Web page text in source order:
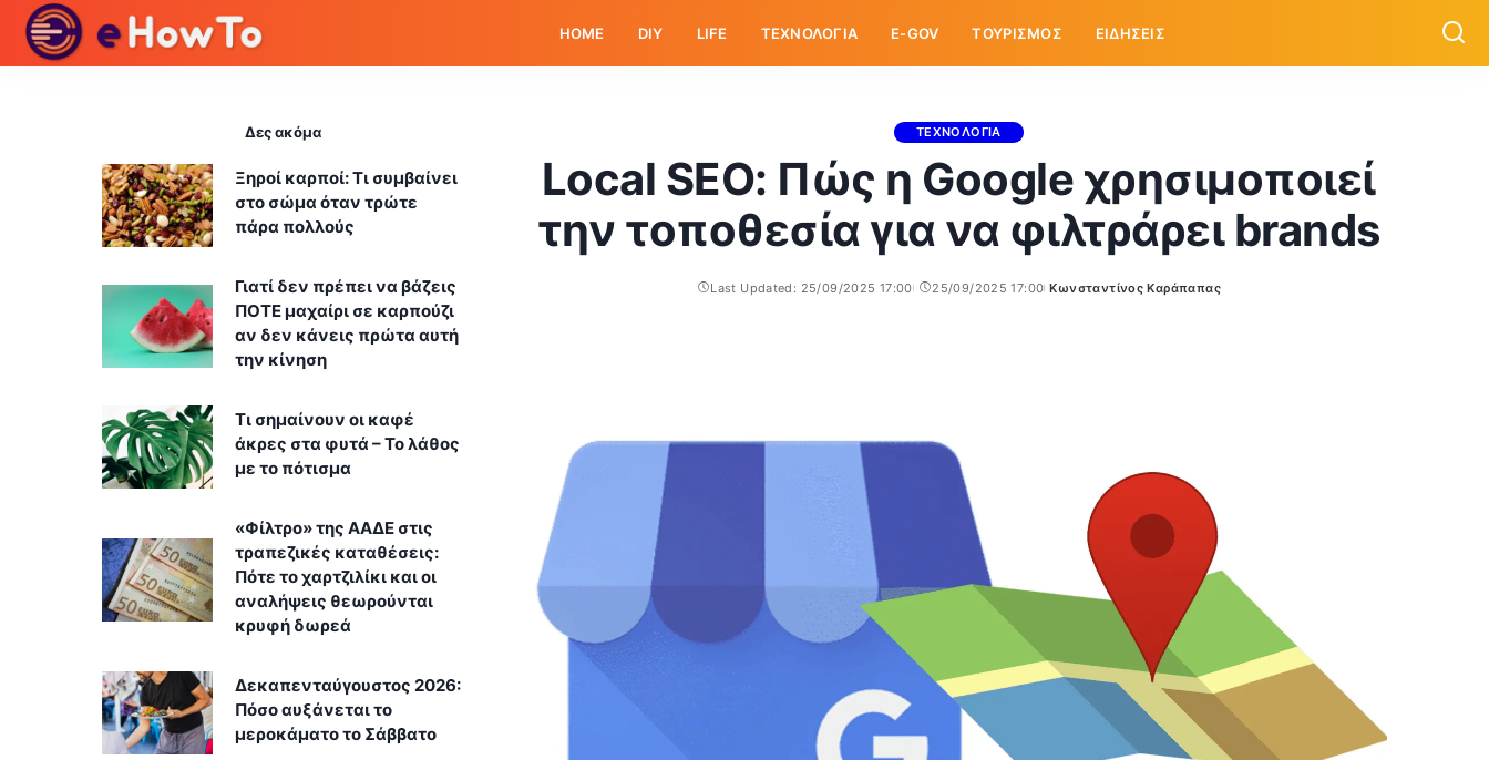
HOME DIY LIFE ΤΕΧΝΟΛΟΓΙΑ E-GOV ΤΟΥΡΙΣΜΟΣ ΕΙΔΗΣΕΙΣ
ΤΕΧΝΟΛΟΓΙΑ
Local SEO: Πώς η Google χρησιμοποιεί
την τοποθεσία για να φιλτράρει brands
Last Updated: 25/09/2025 17:00 25/09/2025 17:00
Posted
Κωνσταντίνος Καράπαπας
Δες ακόμα
Ξηροί καρποί: Τι συμβαίνει
στο σώμα όταν τρώτε
πάρα πολλούς
Γιατί δεν πρέπει να βάζεις
ΠΟΤΕ μαχαίρι σε καρπούζι
αν δεν κάνεις πρώτα αυτή
την κίνηση
Τι σημαίνουν οι καφέ
άκρες στα φυτά – Το λάθος
με το πότισμα
«Φίλτρο» της ΑΑΔΕ στις
τραπεζικές καταθέσεις:
Πότε το χαρτζιλίκι και οι
αναλήψεις θεωρούνται
κρυφή δωρεά
Δεκαπενταύγουστος 2026:
Πόσο αυξάνεται το
μεροκάματο το Σάββατο